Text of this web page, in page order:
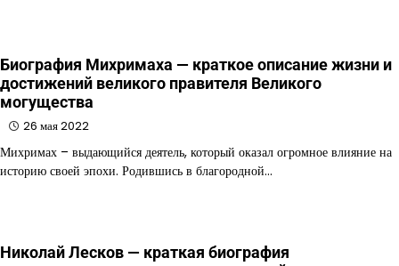
Биография Михримаха — краткое описание жизни и
достижений великого правителя Великого
могущества
26 мая 2022
Михримах – выдающийся деятель, который оказал огромное влияние на
историю своей эпохи. Родившись в благородной…
Николай Лесков — краткая биография